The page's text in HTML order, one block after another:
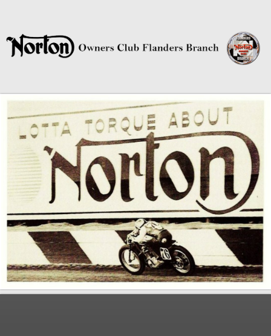
Norton Owners Club Flanders
Branch